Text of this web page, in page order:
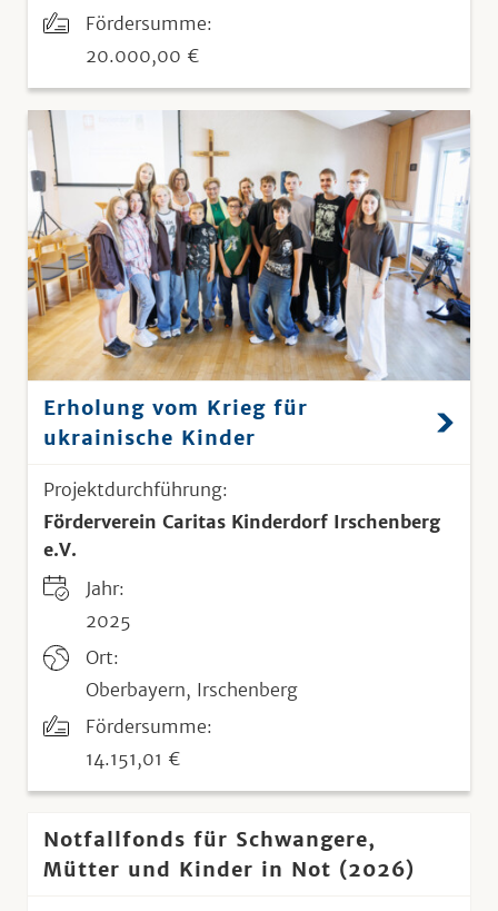
Fördersumme:
20.000,00 €
Erholung vom Krieg für
ukrainische Kinder
Projektdurchführung:
Förderverein Caritas Kinderdorf Irschenberg
e.V.
Jahr:
2025
Ort:
Oberbayern, Irschenberg
Fördersumme:
14.151,01 €
Notfallfonds für Schwangere,
Mütter und Kinder in Not (2026)